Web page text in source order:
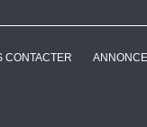
CONTACTER